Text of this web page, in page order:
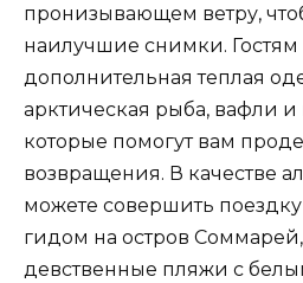
пронизывающем ветру,
наилучшие снимки. Гостям
дополнительная теплая
арктическая рыба, вафли
которые помогут вам
возвращения. В качестве
можете совершить
гидом на остров Соммарей,
девственные пляжи с